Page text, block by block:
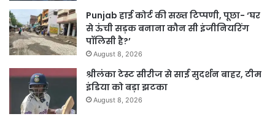
Punjab हाई कोर्ट की सख्त टिप्पणी, पूछा- ‘घर
से ऊंची सड़क बनाना कौन सी इंजीनियरिंग
पॉलिसी है?’
August 8, 2026
श्रीलंका टेस्ट सीरीज से साई सुदर्शन बाहर, टीम
इंडिया को बड़ा झटका
August 8, 2026